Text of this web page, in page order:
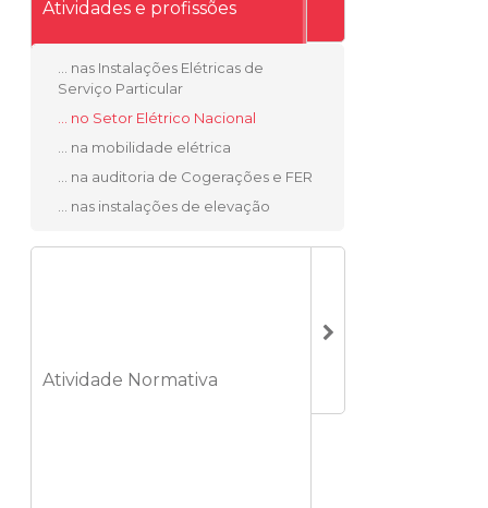
Atividades e profissões
... nas Instalações Elétricas de
Serviço Particular
... no Setor Elétrico Nacional
... na mobilidade elétrica
... na auditoria de Cogerações e FER
... nas instalações de elevação
Atividade Normativa